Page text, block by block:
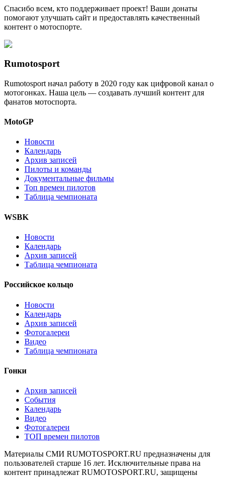
Спасибо всем, кто поддерживает проект! Ваши донаты
помогают улучшать сайт и предоставлять качественный
контент о мотоспорте.
Rumotosport
Rumotosport начал работу в 2020 году как цифровой канал о
мотогонках. Наша цель — создавать лучший контент для
фанатов мотоспорта.
MotoGP
Новости
Календарь
Архив записей
Пилоты и команды
Документальные фильмы
Топ времен пилотов
Таблица чемпионата
WSBK
Новости
Календарь
Архив записей
Таблица чемпионата
Российское кольцо
Новости
Календарь
Архив записей
Фотогалереи
Видео
Таблица чемпионата
Гонки
Архив записей
События
Календарь
Видео
Фотогалереи
ТОП времен пилотов
Материалы СМИ RUMOTOSPORT.RU предназначены для
пользователей старше 16 лет. Исключительные права на
контент принадлежат RUMOTOSPORT.RU, защищены